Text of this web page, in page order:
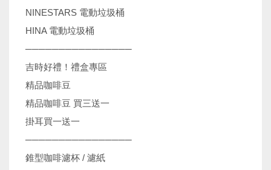
NINESTARS 電動垃圾桶
HINA 電動垃圾桶
────────────────
吉時好禮！禮盒專區
精品咖啡豆
精品咖啡豆 買三送一
掛耳買一送一
────────────────
錐型咖啡濾杯 / 濾紙